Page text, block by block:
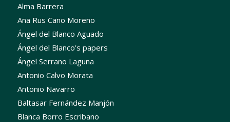
Alma Barrera
Ana Rus Cano Moreno
Ángel del Blanco Aguado
Ángel del Blanco’s papers
Ángel Serrano Laguna
Antonio Calvo Morata
Antonio Navarro
Baltasar Fernández Manjón
Blanca Borro Escribano